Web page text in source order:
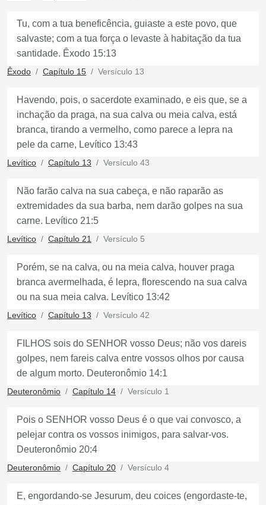
Tu, com a tua beneficência, guiaste a este povo, que
salvaste; com a tua força o levaste à habitação da tua
santidade. Êxodo 15:13
Êxodo Capítulo 15 Versículo 13
Havendo, pois, o sacerdote examinado, e eis que, se a
inchação da praga, na sua calva ou meia calva, está
branca, tirando a vermelho, como parece a lepra na
pele da carne, Levítico 13:43
Levítico Capítulo 13 Versículo 43
Não farão calva na sua cabeça, e não raparão as
extremidades da sua barba, nem darão golpes na sua
carne. Levítico 21:5
Levítico Capítulo 21 Versículo 5
Porém, se na calva, ou na meia calva, houver praga
branca avermelhada, é lepra, florescendo na sua calva
ou na sua meia calva. Levítico 13:42
Levítico Capítulo 13 Versículo 42
FILHOS sois do SENHOR vosso Deus; não vos dareis
golpes, nem fareis calva entre vossos olhos por causa
de algum morto. Deuteronômio 14:1
Deuteronômio Capítulo 14 Versículo 1
Pois o SENHOR vosso Deus é o que vai convosco, a
pelejar contra os vossos inimigos, para salvar-vos.
Deuteronômio 20:4
Deuteronômio Capítulo 20 Versículo 4
E, engordando-se Jesurum, deu coices (engordaste-te,